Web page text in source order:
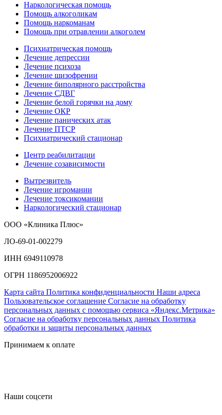
Наркологическая помощь
Помощь алкоголикам
Помощь наркоманам
Помощь при отравлении алкоголем
Психиатрическая помощь
Лечение депрессии
Лечение психоза
Лечение шизофрении
Лечение биполярного расстройства
Лечение СДВГ
Лечение белой горячки на дому
Лечение ОКР
Лечение панических атак
Лечение ПТСР
Психиатрический стационар
Центр реабилитации
Лечение созависимости
Вытрезвитель
Лечение игромании
Лечение токсикомании
Наркологический стационар
ООО «Клиника Плюс»
ЛО-69-01-002279
ИНН 6949110978
ОГРН 1186952006922
Карта сайта Политика конфиденциальности Наши адреса
Пользовательское соглашение Согласие на обработку
персональных данных с помощью сервиса «Яндекс.Метрика»
Согласие на обработку персональных данных Политика
обработки и защиты персональных данных
Принимаем к оплате
Наши соцсети